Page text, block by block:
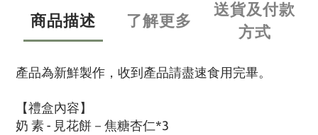
商品描述 了解更多
送貨及付款
方式
產品為新鮮製作， 收到產品請盡速食用完畢。
【禮盒內容】
奶 素 - 見花餅－焦糖杏仁*3